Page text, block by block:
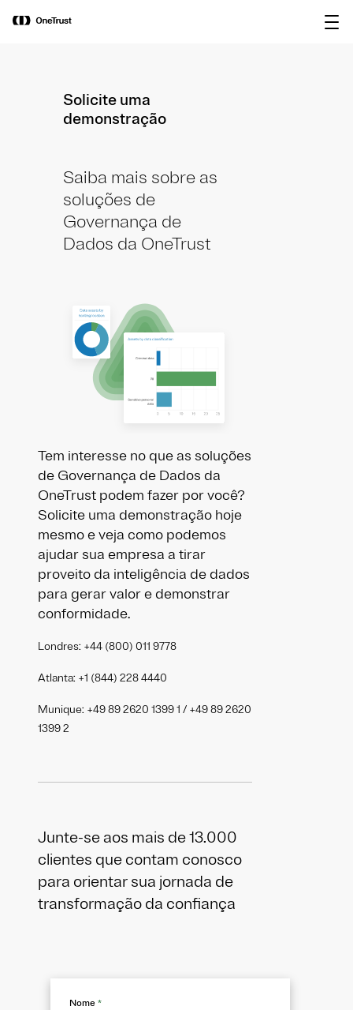
OneTrust nomeada “Visionária” no
Magic Quadrant™ 2026 da Gartner®
Solicite uma
demonstração
Saiba mais sobre as
soluções de
Governança de
Dados da OneTrust
Tem interesse no que as soluções
de Governança de Dados da
OneTrust podem fazer por você?
Solicite uma demonstração hoje
mesmo e veja como podemos
ajudar sua empresa a tirar
proveito da inteligência de dados
para gerar valor e demonstrar
conformidade.
Londres: +44 (800) 011 9778
Atlanta: +1 (844) 228 4440
Munique: +49 89 2620 1399 1 / +49 89 2620
1399 2
Junte-se aos mais de 13.000
clientes que contam conosco
para orientar sua jornada de
transformação da confiança
Nome *